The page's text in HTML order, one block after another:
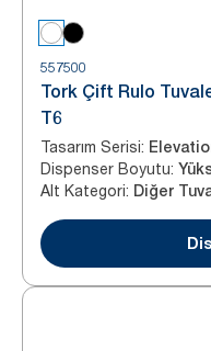
557500
Tork Çift Rulo
T6
Tasarım Serisi:
Dispenser Boyutu:
Alt Kategori: Diğer